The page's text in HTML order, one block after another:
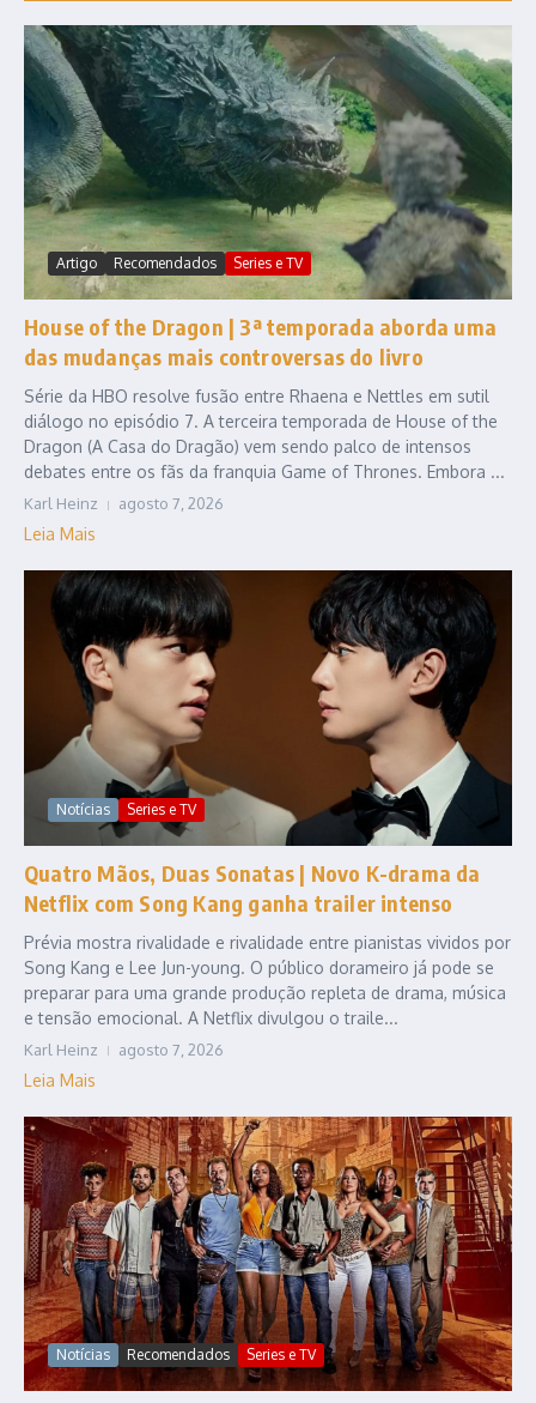
Artigo Recomendados Series e TV
House of the Dragon | 3ª temporada aborda uma
das mudanças mais controversas do livro
Série da HBO resolve fusão entre Rhaena e Nettles em sutil
diálogo no episódio 7. A terceira temporada de House of the
Dragon (A Casa do Dragão) vem sendo palco de intensos
debates entre os fãs da franquia Game of Thrones. Embora ...
Karl Heinz agosto 7, 2026
Leia Mais
Notícias Series e TV
Quatro Mãos, Duas Sonatas | Novo K-drama da
Netflix com Song Kang ganha trailer intenso
Prévia mostra rivalidade e rivalidade entre pianistas vividos por
Song Kang e Lee Jun-young. O público dorameiro já pode se
preparar para uma grande produção repleta de drama, música
e tensão emocional. A Netflix divulgou o traile...
Karl Heinz agosto 7, 2026
Leia Mais
Notícias Recomendados Series e TV